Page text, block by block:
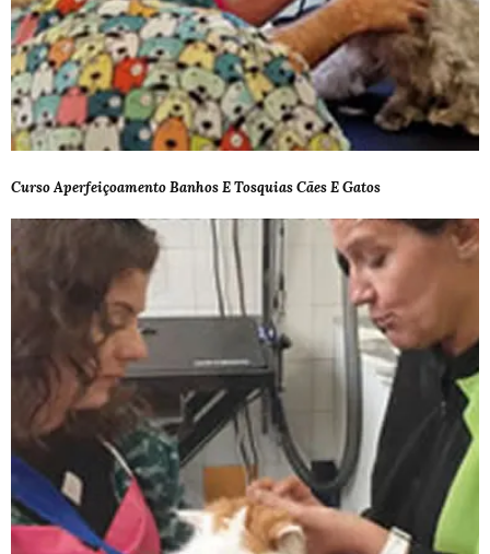
Curso Aperfeiçoamento Banhos E Tosquias Cães E Gatos